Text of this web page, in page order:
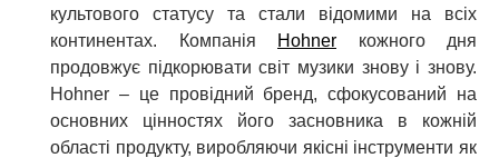
культового статусу та стали відомими на всіх
континентах. Компанія
Hohner кожного дня
продовжує підкорювати світ музики знову і знову.
Hohner – це провідний бренд, сфокусований на
основних цінностях його засновника в кожній
області продукту, виробляючи якісні інструменти як